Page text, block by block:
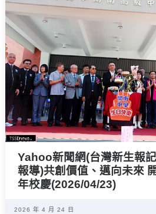
Yahoo新聞網(台灣新生報
報導)共創價值、邁向未來
年校慶(2026/04/23)
2026 年 4 月 24 日